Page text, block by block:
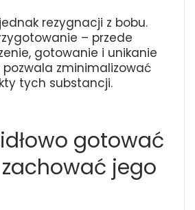
rezygnacji z bobu.
– przede
gotowanie i unikanie
zminimalizować
tych substancji.
gotować
jego